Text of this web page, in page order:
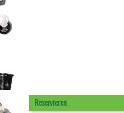
Reservieren